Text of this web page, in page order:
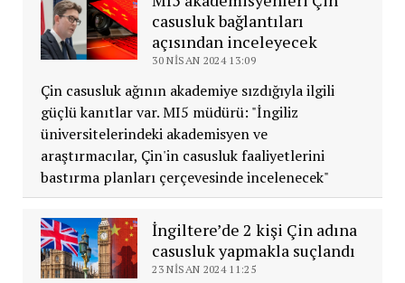
casusluk bağlantıları
açısından inceleyecek
30 NISAN 2024 13:09
Çin casusluk ağının akademiye sızdığıyla ilgili
güçlü kanıtlar var. MI5 müdürü: "İngiliz
üniversitelerindeki akademisyen ve
araştırmacılar, Çin'in casusluk faaliyetlerini
bastırma planları çerçevesinde incelenecek"
İngiltere’de 2 kişi Çin adına
casusluk yapmakla suçlandı
23 NISAN 2024 11:25